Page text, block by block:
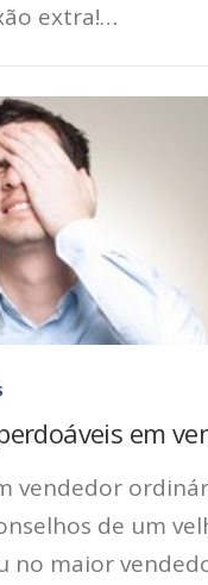
extra!…
em
vendedor
de um
no maior